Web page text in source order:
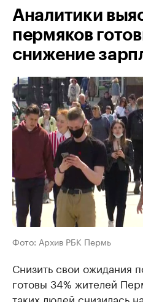
Аналитики
пермяков
снижение
Фото: Архив РБК Пермь
Снизить свои ожидания
готовы 34% жителей
таких людей снизилась